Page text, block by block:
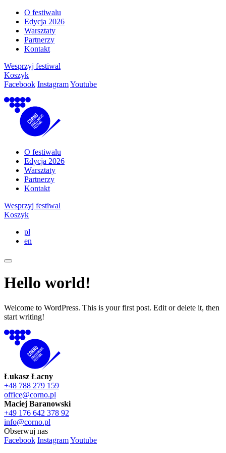
O festiwalu
Edycja 2026
Warsztaty
Partnerzy
Kontakt
Wesprzyj festiwal
Koszyk
Facebook InstagramYoutube
O festiwalu
Edycja 2026
Warsztaty
Partnerzy
Kontakt
Wesprzyj festiwal
Koszyk
pl
en
Hello world!
Welcome to WordPress. This is your first post. Edit or delete it, then
start writing!
Łukasz Łacny
+48 788 279 159
office@corno.pl
Maciej Baranowski
+49 176 642 378 92
info@corno.pl
Obserwuj nas
Facebook InstagramYoutube